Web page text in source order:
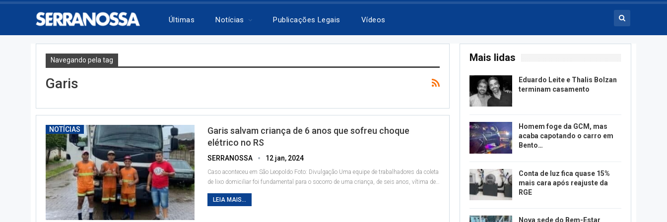
Últimas Notícias Publicações Legais Vídeos
Navegando pela tag
Garis
NOTÍCIAS
Garis salvam criança de 6 anos que sofreu choque
elétrico no RS
SERRANOSSA 12 jan, 2024
Caso aconteceu em São Leopoldo Foto: Divulgação Uma equipe de trabalhadores da coleta
de lixo domiciliar foi fundamental para o socorro de uma criança, de seis anos, vítima de
LEIA MAIS...
Mais lidas
Eduardo Leite e Thalis Bolzan
terminam casamento
Homem foge da GCM, mas
acaba capotando o carro em
Bento…
Conta de luz fica quase 15%
mais cara após reajuste da
RGE
Nova sede do Bem-Estar